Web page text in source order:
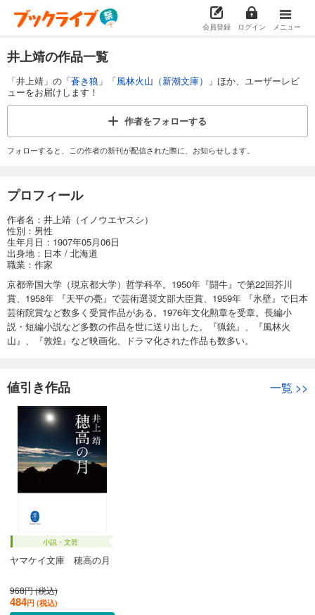
会員登録 ログイン メニュー
井上靖の作品一覧
「井上靖」の「蒼き狼 」「風林火山（新潮文庫）
」ほか、ユーザーレビ
ューをお届けします！
作者をフォローする
フォローすると、この作者の新刊が配信された際に、お知らせします。
プロフィール
作者名：井上靖（イノウエヤスシ）
性別：男性
生年月日：1907年05月06日
出身地：日本 / 北海道
職業：作家
京都帝国大学（現京都大学）哲学科卒。1950年『闘牛』で第22回芥川
賞、1958年 『天平の甍』で芸術選奨文部大臣賞、1959年 『氷壁』で日本
芸術院賞など数多く受賞作品がある。1976年文化勲章を受章。長編小
説・短編小説など多数の作品を世に送り出した。『猟銃』、『風林火
山』、『敦煌』など映画化、ドラマ化された作品も数多い。
値引き作品 一覧 >>
小説・文芸
ヤマケイ文庫 穂高の月
968円 (税込)
484円 (税込)